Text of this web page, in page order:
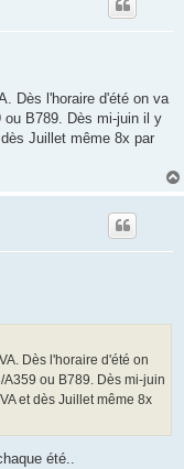
Dès l'horaire d'été on va
ou B789. Dès mi-juin il y
Juillet même 8x par
Dès l'horaire d'été on
ou B789. Dès mi-juin
et dès Juillet même 8x
été..